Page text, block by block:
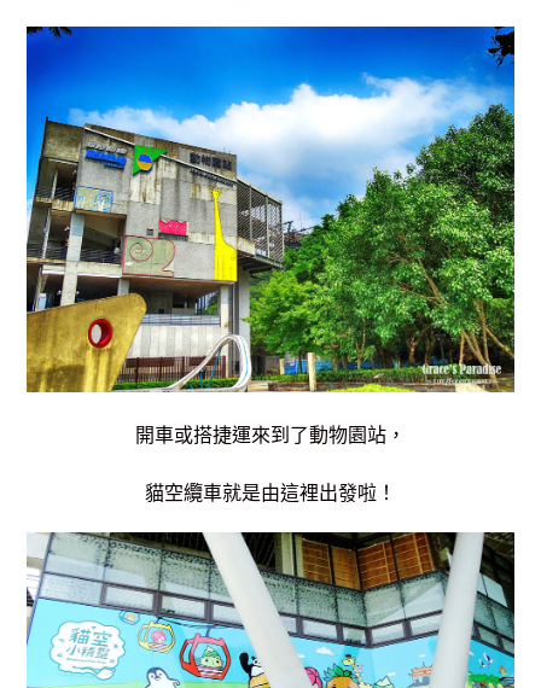
開車或搭捷運來到了動物園站，
貓空纜車就是由這裡出發啦！